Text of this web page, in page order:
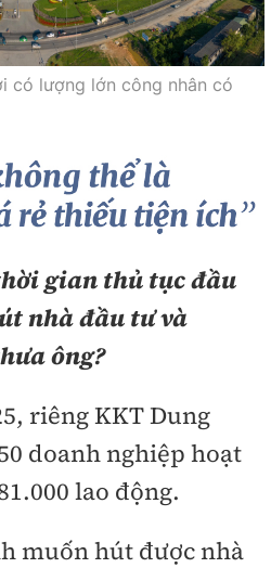
có lượng lớn công nhân có
gian thủ tục đầu
nhà đầu tư và
ông?
riêng KKT Dung
doanh nghiệp hoạt
lao động.
muốn hút được nhà